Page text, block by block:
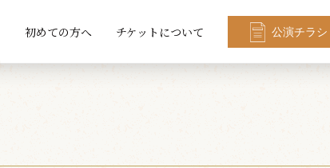
初めての方へ チケットについて 公演チラシ